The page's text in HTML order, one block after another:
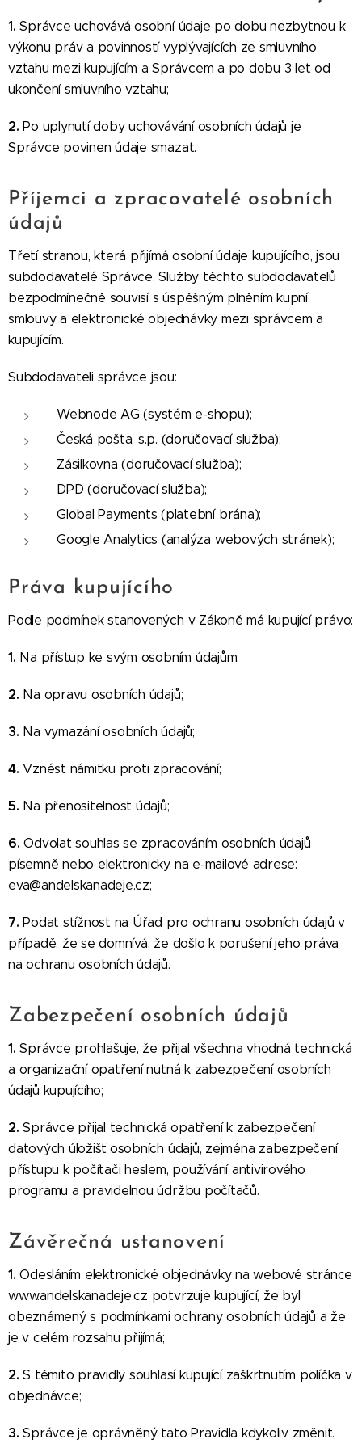
1. Správce uchovává osobní údaje po dobu nezbytnou k
výkonu práv a povinností vyplývajících ze smluvního
vztahu mezi kupujícím a Správcem a po dobu 3 let od
ukončení smluvního vztahu;
2.Po uplynutí doby uchovávání osobních údajů je
Správce povinen údaje smazat.
Příjemci a zpracovatelé osobních
údajů
Třetí stranou, která přijímá osobní údaje kupujícího, jsou
subdodavatelé Správce. Služby těchto subdodavatelů
bezpodmínečně souvisí s úspěšným plněním kupní
smlouvy a elektronické objednávky mezi správcem a
kupujícím.
Subdodavateli správce jsou:
Webnode AG (systém e-shopu);
Česká pošta, s.p. (doručovací služba);
Zásilkovna (doručovací služba);
DPD (doručovací služba);
Global Payments (platební brána);
Google Analytics (analýza webových stránek);
Práva kupujícího
Podle podmínek stanovených v Zákoně má kupující právo:
1. Na přístup ke svým osobním údajům;
2. Na opravu osobních údajů;
3. Na vymazání osobních údajů;
4.Vznést námitku proti zpracování;
5. Na přenositelnost údajů;
6.Odvolat souhlas se zpracováním osobních údajů
písemně nebo elektronicky na e-mailové adrese:
eva@andelskanadeje.cz;
7. Podat stížnost na Úřad pro ochranu osobních údajů v
případě, že se domnívá, že došlo k porušení jeho práva
na ochranu osobních údajů.
Zabezpečení osobních údajů
1. Správce prohlašuje, že přijal všechna vhodná technická
a organizační opatření nutná k zabezpečení osobních
údajů kupujícího;
2.Správce přijal technická opatření k zabezpečení
datových úložišť osobních údajů, zejména zabezpečení
přístupu k počítači heslem, používání antivirového
programu a pravidelnou údržbu počítačů.
Závěrečná ustanovení
1.Odesláním elektronické objednávky na webové stránce
www.andelskanadeje.cz potvrzuje kupující, že byl
obeznámený s podmínkami ochrany osobních údajů a že
je v celém rozsahu přijímá;
2. S těmito pravidly souhlasí kupující zaškrtnutím políčka v
objednávce;
3. Správce je oprávněný tato Pravidla kdykoliv změnit.